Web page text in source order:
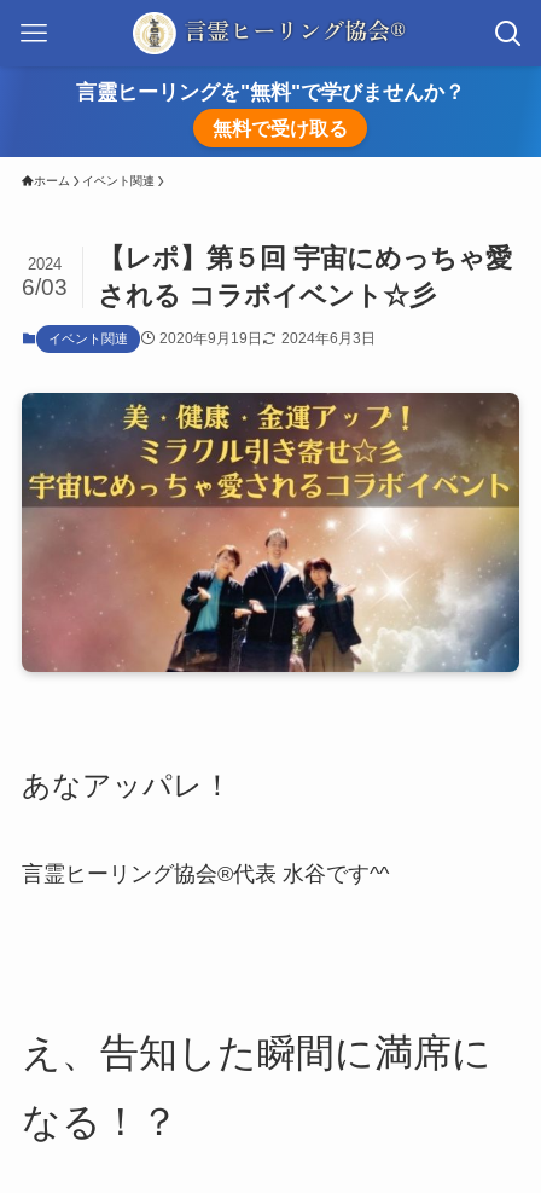
言靈ヒーリングを"無料"で学びませんか？
無料で受け取る
ホーム イベント関連
【レポ】第５回 宇宙にめっちゃ愛
される コラボイベント☆彡
2024
6/03
イベント関連 2020年9月19日 2024年6月3日
あなアッパレ！
言霊ヒーリング協会®代表 水谷です^^
え、告知した瞬間に満席に
なる！？